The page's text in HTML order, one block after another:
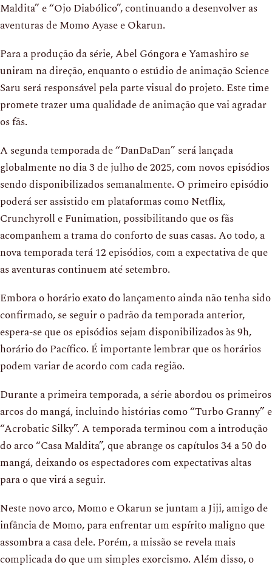
Maldita” e “Ojo Diabólico”, continuando a desenvolver as
aventuras de Momo Ayase e Okarun.
Para a produção da série, Abel Góngora e Yamashiro se
uniram na direção, enquanto o estúdio de animação Science
Saru será responsável pela parte visual do projeto. Este time
promete trazer uma qualidade de animação que vai agradar
os fãs.
A segunda temporada de “DanDaDan” será lançada
globalmente no dia 3 de julho de 2025, com novos episódios
sendo disponibilizados semanalmente. O primeiro episódio
poderá ser assistido em plataformas como Netflix,
Crunchyroll e Funimation, possibilitando que os fãs
acompanhem a trama do conforto de suas casas. Ao todo, a
nova temporada terá 12 episódios, com a expectativa de que
as aventuras continuem até setembro.
Embora o horário exato do lançamento ainda não tenha sido
confirmado, se seguir o padrão da temporada anterior,
espera-se que os episódios sejam disponibilizados às 9h,
horário do Pacífico. É importante lembrar que os horários
podem variar de acordo com cada região.
Durante a primeira temporada, a série abordou os primeiros
arcos do mangá, incluindo histórias como “Turbo Granny” e
“Acrobatic Silky”. A temporada terminou com a introdução
do arco “Casa Maldita”, que abrange os capítulos 34 a 50 do
mangá, deixando os espectadores com expectativas altas
para o que virá a seguir.
Neste novo arco, Momo e Okarun se juntam a Jiji, amigo de
infância de Momo, para enfrentar um espírito maligno que
assombra a casa dele. Porém, a missão se revela mais
complicada do que um simples exorcismo. Além disso, o